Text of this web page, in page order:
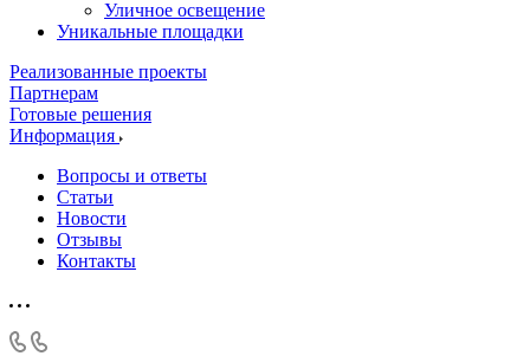
Уличное освещение
Уникальные площадки
Реализованные проекты
Партнерам
Готовые решения
Информация
Вопросы и ответы
Статьи
Новости
Отзывы
Контакты